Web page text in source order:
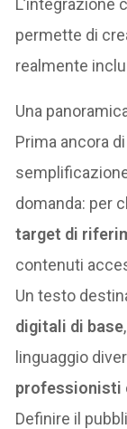
permette di
realmente
Una
Prima ancora
domanda: per
target di
contenuti
Un testo
digitali di base
linguaggio
professionisti
Definire il